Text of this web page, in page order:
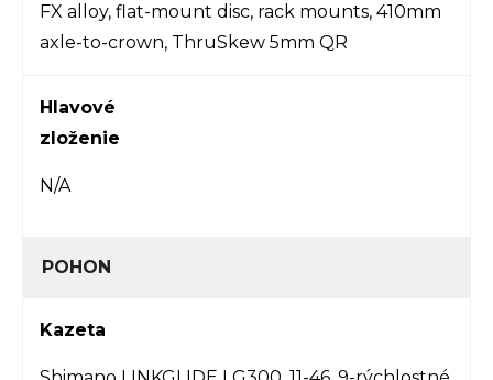
FX alloy, flat-mount disc, rack mounts, 410mm
axle-to-crown, ThruSkew 5mm QR
Hlavové
zloženie
N/A
POHON
Kazeta